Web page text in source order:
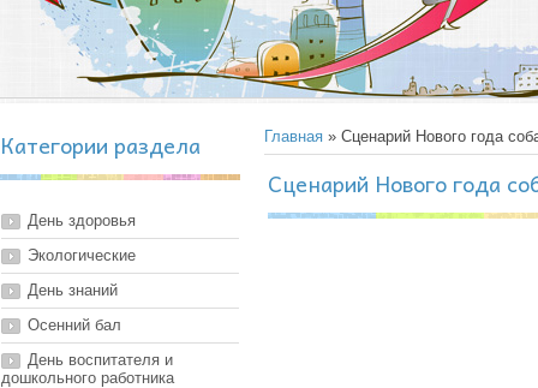
Категории раздела
День здоровья
Экологические
День знаний
Осенний бал
День воспитателя и
дошкольного работника
Главная » Сценарий Нового года
Сценарий Нового года